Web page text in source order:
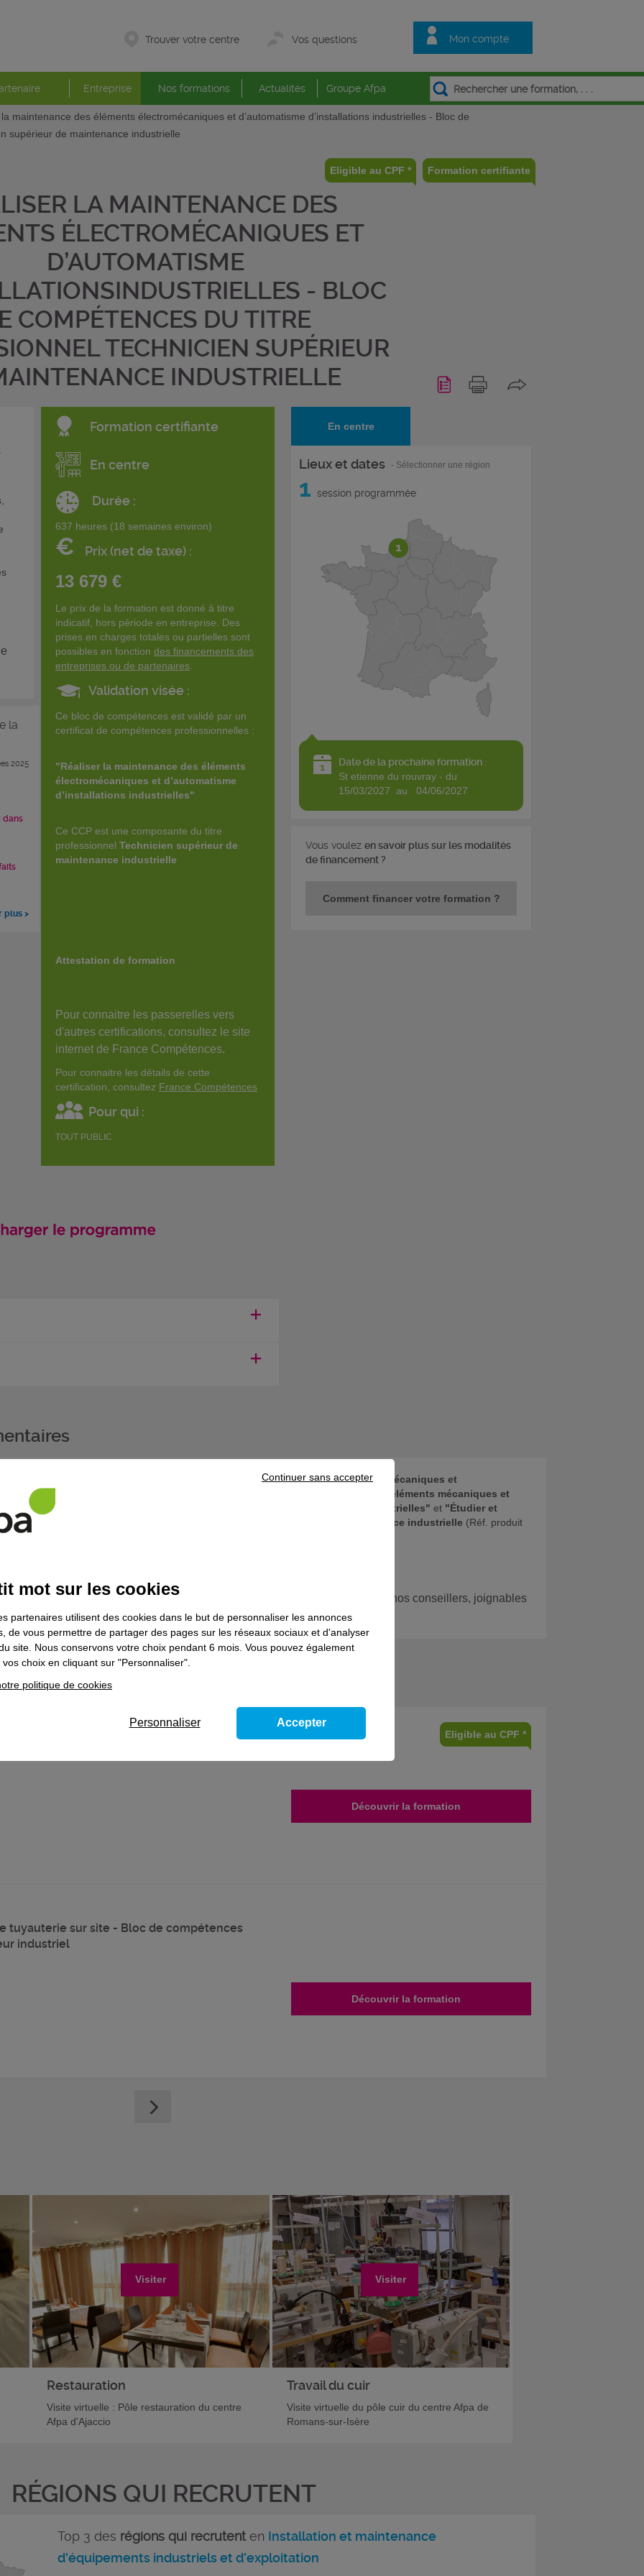
Mon compte
Trouver votre centre Vos questions
Entreprise Nos formations Actualités Groupe Afpa
maintenance des éléments électromécaniques et d’automatisme d’installations industrielles - Bloc de
supérieur de maintenance industrielle
Eligible au CPF * Formation certifiante
LA MAINTENANCE DES
ÉLECTROMÉCANIQUES ET
D’AUTOMATISME
- BLOC
COMPÉTENCES DU TITRE
TECHNICIEN SUPÉRIEUR
INDUSTRIELLE
la
2025
dans
plus >
Formation certifiante
En centre
Durée :
637 heures (18 semaines environ)
€ Prix (net de taxe) :
13 679 €
Le prix de la formation est donné à titre
indicatif, hors période en entreprise. Des
prises en charges totales ou partielles sont
possibles en fonction des financements des
entreprises ou de partenaires
Validation visée :
Ce bloc de compétences est validé par un
certificat de compétences professionnelles :
"Réaliser la maintenance des éléments
électromécaniques et d’automatisme
d’installations industrielles"
Ce CCP est une composante du titre
professionnel Technicien supérieur de
maintenance industrielle
Attestation de formation
Pour connaitre les passerelles vers
d'autres certifications, consultez le site
internet de France Compétences.
Pour connaitre les détails de cette
certification, consultez France Compétences
Pour qui :
TOUT PUBLIC
En centre
Lieux et dates - Sélectionner une région
1 session programmée
1
Date de la prochaine formation :
st etienne du rouvray - du
15/03/2027 au 04/06/2027
Vous voulezen savoir plus sur les modalités
de financement ?
Comment financer votre formation ?
professionnelles (CCP)
"Réaliser la maintenance des éléments électromécaniques et
, vous pouvez vous présenter aux autres CCP
"Réaliser la maintenance des éléments mécaniques et
"Assurer l'organisation et la gestion de maintenance d'installations industrielles" et "Étudier et
Technicien supérieur de maintenance industrielle (Réf. produit
du titre.
poursuivre votre parcours de formation, prenez contact avec l’un de nos conseillers, joignables
le domaineIndustrie
et informatique industrielle
Eligible au CPF *
Découvrir la formation
tuyauterie sur site - Bloc de compétences
industriel
Découvrir la formation
Visiter
Restauration
Visite virtuelle : Pôle restauration du centre
Afpa d'Ajaccio
Visiter
Travail du cuir
Visite virtuelle du pôle cuir du centre Afpa de
Romans-sur-Isère
RÉGIONS QUI RECRUTENT
Top 3 des régions qui recrutenten Installation et maintenance
d'équipements industriels et d'exploitation
mot sur les cookies
partenaires utilisent des cookies dans le but de personnaliser les annonces
de vous permettre de partager des pages sur les réseaux sociaux et d'analyser
site. Nous conservons votre choix pendant 6 mois. Vous pouvez également
choix en cliquant sur "Personnaliser".
politique de cookies
Continuer sans accepter
Personnaliser Accepter